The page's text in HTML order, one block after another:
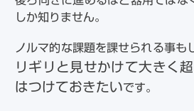
しか知りません。
ノルマ的な課題を課せられる事も
リギリと見せかけて大きく
はつけておきたいです。